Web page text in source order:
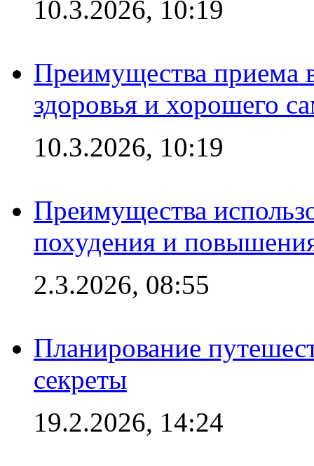
10.3.2026, 10:19
Преимущества приема
здоровья и хорошего
10.3.2026, 10:19
Преимущества
похудения и
2.3.2026, 08:55
Планирование
секреты
19.2.2026, 14:24